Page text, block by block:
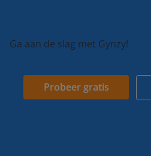
Ga aan de slag met Gynzy!
Probeer gratis